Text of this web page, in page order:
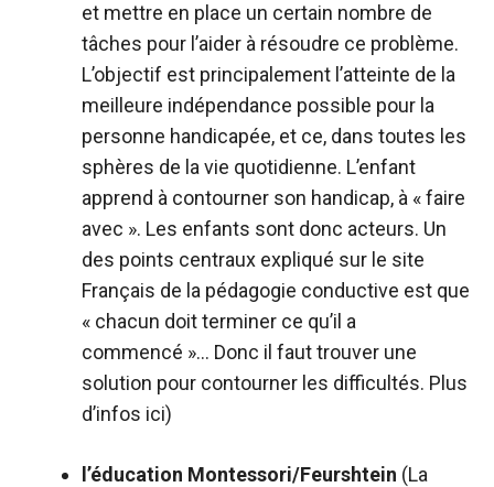
et mettre en place un certain nombre de
tâches pour l’aider à résoudre ce problème.
L’objectif est principalement l’atteinte de la
meilleure indépendance possible pour la
personne handicapée, et ce, dans toutes les
sphères de la vie quotidienne. L’enfant
apprend à contourner son handicap, à « faire
avec ». Les enfants sont donc acteurs. Un
des points centraux expliqué sur le site
Français de la pédagogie conductive est que
« chacun doit terminer ce qu’il a
commencé »… Donc il faut trouver une
solution pour contourner les difficultés. Plus
d’infos ici)
l’éducation Montessori/Feurshtein (La